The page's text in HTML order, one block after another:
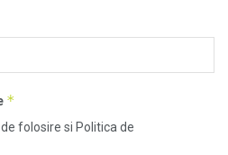
*
folosire si Politica de